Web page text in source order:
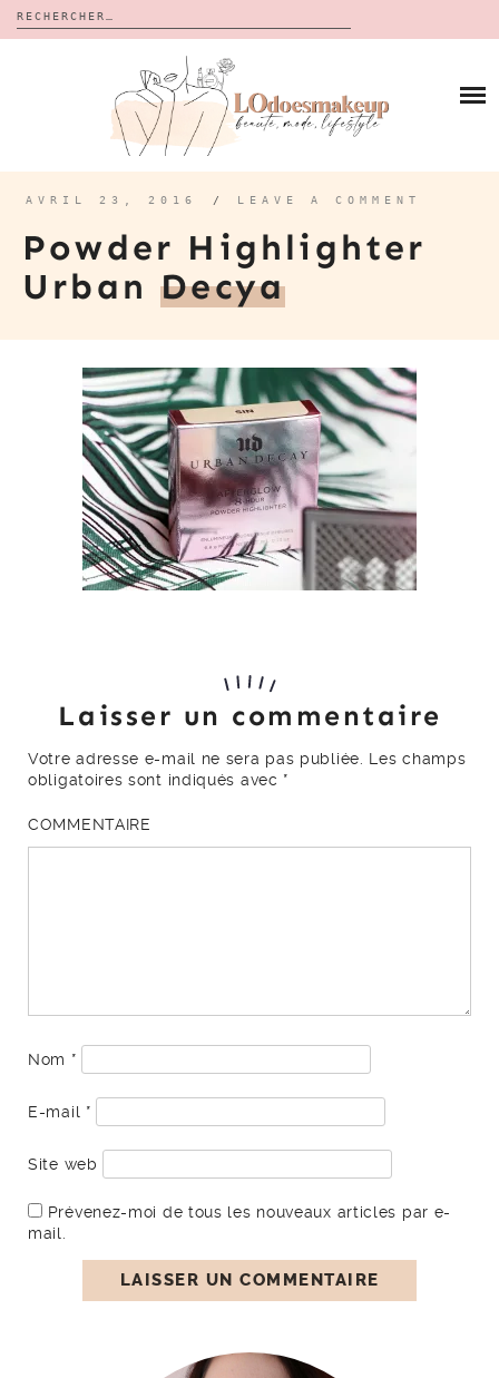
Rechercher :
CALENDRIERS DE L’AVENT
BON PLAN
À PROPOS
CONTACT
AVRIL 23, 2016 / LEAVE A COMMENT
Powder Highlighter
UrbanDecya
Laisser un commentaire
Votre adresse e-mail ne sera pas publiée.
Les champs
obligatoires sont indiqués avec *
COMMENTAIRE
Nom *
E-mail *
Site web
Prévenez-moi de tous les nouveaux articles par e-
mail.